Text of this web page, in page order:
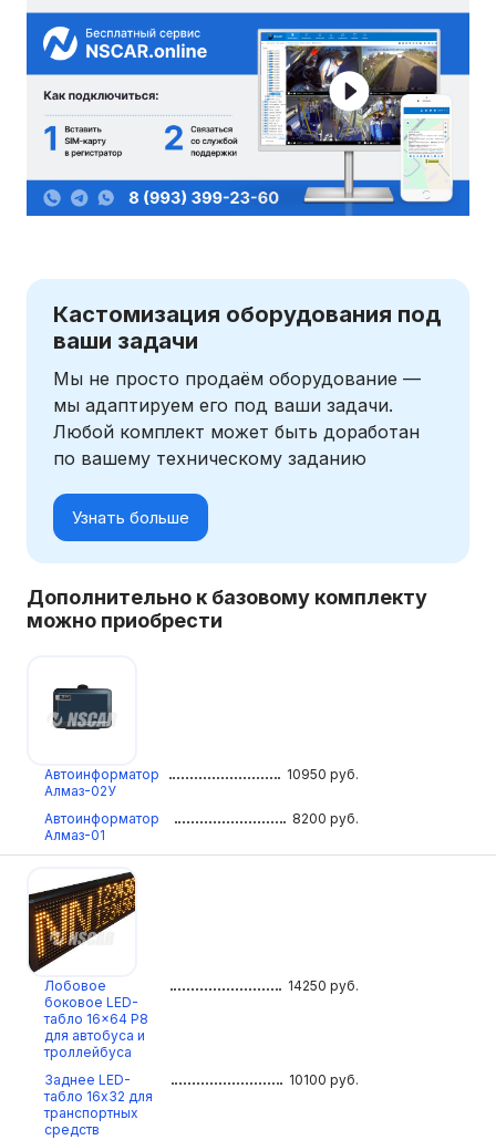
Кастомизация оборудования под
ваши задачи
Мы не просто продаём оборудование —
мы адаптируем его под ваши задачи.
Любой комплект может быть доработан
по вашему техническому заданию
Узнать больше
Дополнительно к базовому комплекту
можно приобрести
Автоинформатор
Алмаз-02У
10950 руб.
Автоинформатор
Алмаз-01
8200 руб.
Лобовое
боковое LED-
табло 16×64 P8
для автобуса и
троллейбуса
14250 руб.
Заднее LED-
табло 16х32 для
транспортных
средств
10100 руб.